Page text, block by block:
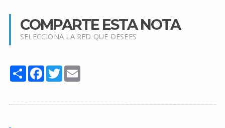
COMPARTE ESTA NOTA
SELECCIONA LA RED QUE DESEES
Share Facebook
TwitterEmail